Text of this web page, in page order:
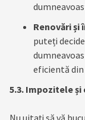
Renovări și
puteți
eficientă din
5.3. Impozitele